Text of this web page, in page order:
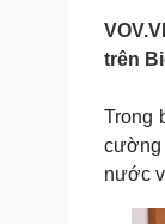
Tin
Tư
Sức
Dinh
Cây
trên
Trong
cường
nước